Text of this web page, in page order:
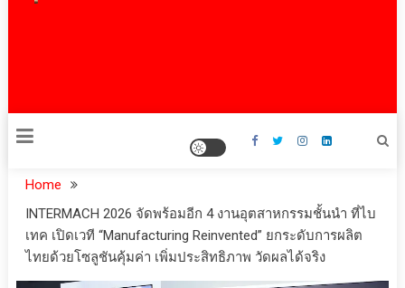
Home
INTERMACH 2026 จัดพร้อมอีก 4 งานอุตสาหกรรมชั้นนำ ที่ไบ
เทค เปิดเวที “Manufacturing Reinvented” ยกระดับการผลิต
ไทยด้วยโซลูชันคุ้มค่า เพิ่มประสิทธิภาพ วัดผลได้จริง